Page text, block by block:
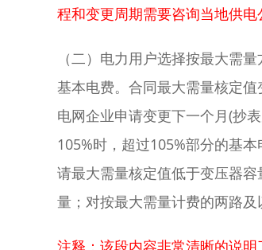
程和变更周期需要咨询当地供电
（二）电力用户选择按最大需
基本电费。合同最大需量核定
电网企业申请变更下一个月(抄
105%时，超过105%部分的基
请最大需量核定值低于变压器
量；对按最大需量计费的两路
注释：该段内容非常清晰的说